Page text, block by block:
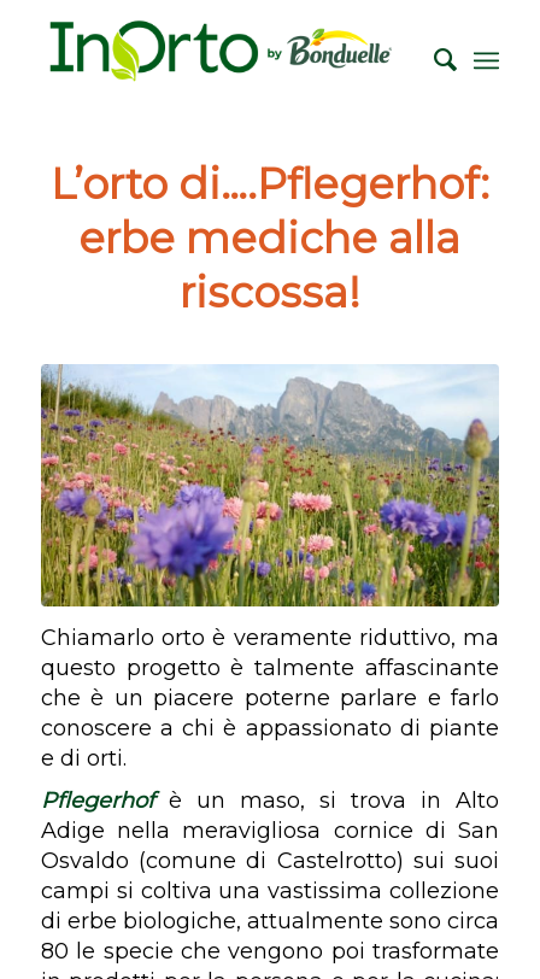
L’orto di….Pflegerhof:
erbe mediche alla
riscossa!
Chiamarlo orto è veramente riduttivo, ma
questo progetto è talmente affascinante
che è un piacere poterne parlare e farlo
conoscere a chi è appassionato di piante
e di orti.
Pflegerhofè un maso, si trova in Alto
Adige nella meravigliosa cornice di San
Osvaldo (comune di Castelrotto) sui suoi
campi si coltiva una vastissima collezione
di erbe biologiche, attualmente sono circa
80 le specie che vengono poi trasformate